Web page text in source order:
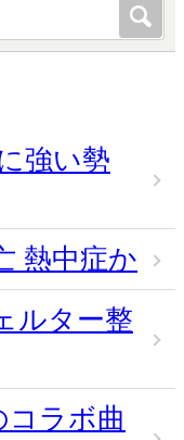
強い勢
熱中症か
ルター整
コラボ曲